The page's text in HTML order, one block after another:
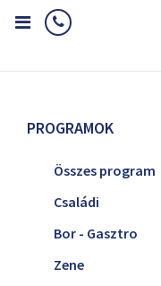
PROGRAMOK
Összes program
Családi
Bor - Gasztro
Zene